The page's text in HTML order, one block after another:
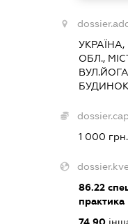
УКРАЇНА,
ОБЛ.,
БУДИНОК
1 000 грн.
86.22
практика